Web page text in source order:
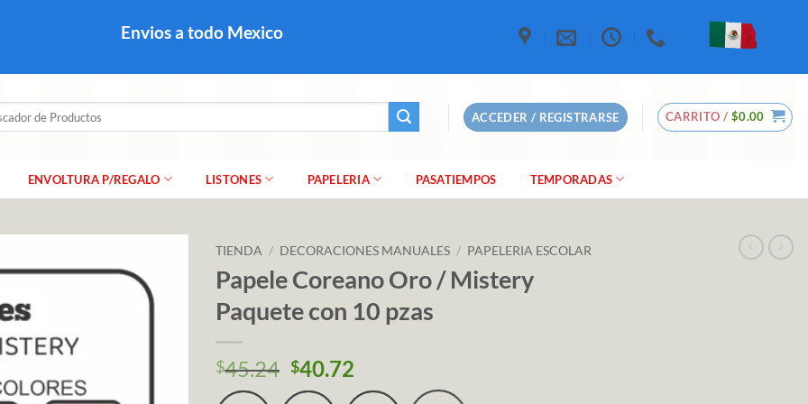
Envios a todo Mexico
ACCEDER / REGISTRARSE CARRITO / $0.00
ENVOLTURA P/REGALO LISTONES PAPELERIA PASATIEMPOS TEMPORADAS
TIENDA / DECORACIONES MANUALES / PAPELERIA ESCOLAR
Papele Coreano Oro / Mistery
Paquete con 10 pzas
$45.24 $40.72